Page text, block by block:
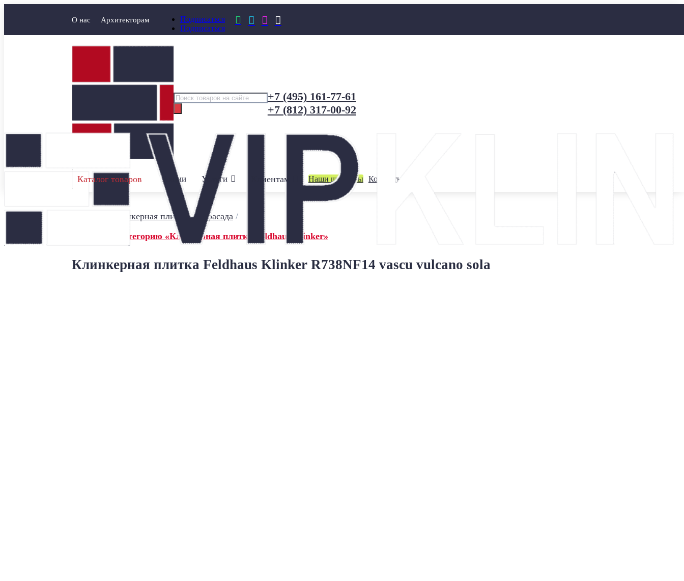
О нас Архитекторам
Подписаться
Подписаться
   
Поиск
товаров
+7 (495) 161-77-61
+7 (812) 317-00-92
Каталог товаров Акции Услуги Клиентам Наши шоурумы Контакты
Клинкерная плитка для фасада/
← Назад в категорию «Клинкерная плитка Feldhaus Klinker»
Клинкерная плитка Feldhaus Klinker R738NF14 vascu vulcano sola